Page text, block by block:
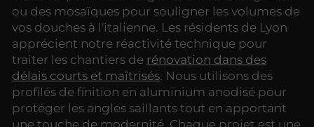
ou des mosaïques pour souligner les volumes de
vos douches à l'italienne. Les résidents de Lyon
apprécient notre réactivité technique pour
traiter les chantiers de rénovation dans des
délais courts et maîtrisés. Nous utilisons des
profilés de finition en aluminium anodisé pour
protéger les angles saillants tout en apportant
une touche de modernité. Chaque projet est une